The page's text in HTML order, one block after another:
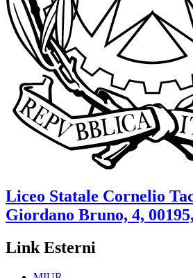
Liceo Statale Cornelio
Giordano Bruno, 4,
Link Esterni